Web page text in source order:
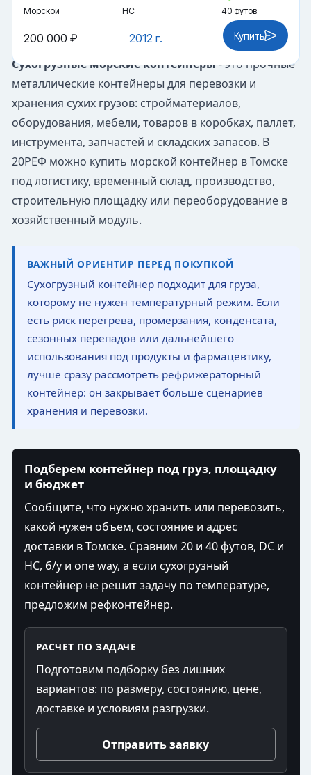
Морской HC 40 футов
2012 г.
200 000 ₽ Купить
Сухогрузные морские контейнеры- это прочные
металлические контейнеры для перевозки и
хранения сухих грузов: стройматериалов,
оборудования, мебели, товаров в коробках, паллет,
инструмента, запчастей и складских запасов. В
20РЕФ можно купить морской контейнер в Томске
под логистику, временный склад, производство,
строительную площадку или переоборудование в
хозяйственный модуль.
ВАЖНЫЙ ОРИЕНТИР ПЕРЕД ПОКУПКОЙ
Сухогрузный контейнер подходит для груза,
которому не нужен температурный режим. Если
есть риск перегрева, промерзания, конденсата,
сезонных перепадов или дальнейшего
использования под продукты и фармацевтику,
лучше сразу рассмотреть рефрижераторный
контейнер: он закрывает больше сценариев
хранения и перевозки.
Подберем контейнер под груз, площадку
и бюджет
Сообщите, что нужно хранить или перевозить,
какой нужен объем, состояние и адрес
доставки в Томске. Сравним 20 и 40 футов, DC и
HC, б/у и one way, а если сухогрузный
контейнер не решит задачу по температуре,
предложим рефконтейнер.
РАСЧЕТ ПО ЗАДАЧЕ
Подготовим подборку без лишних
вариантов: по размеру, состоянию, цене,
доставке и условиям разгрузки.
Отправить заявку